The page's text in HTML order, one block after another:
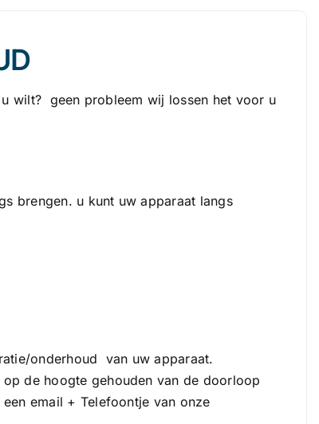
wilt? geen probleem wij lossen het voor u
brengen. u kunt uw apparaat langs
onderhoud van uw apparaat.
de hoogte gehouden van de doorloop
email + Telefoontje van onze